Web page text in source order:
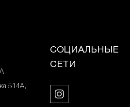
514А,
СОЦИАЛЬНЫЕ
СЕТИ